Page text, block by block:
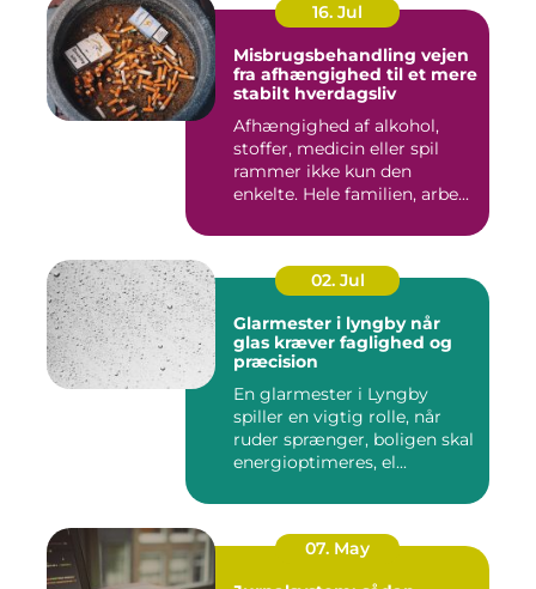
16. Jul
Misbrugsbehandling vejen
fra afhængighed til et mere
stabilt hverdagsliv
Afhængighed af alkohol,
stoffer, medicin eller spil
rammer ikke kun den
enkelte. Hele familien, arbe...
02. Jul
Glarmester i lyngby når
glas kræver faglighed og
præcision
En glarmester i Lyngby
spiller en vigtig rolle, når
ruder sprænger, boligen skal
energioptimeres, el...
07. May